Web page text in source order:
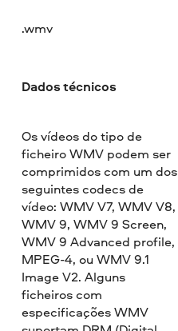
.wmv
Dados técnicos
Os vídeos do tipo de
ficheiro WMV podem ser
comprimidos com um dos
seguintes codecs de
vídeo: WMV V7, WMV V8,
WMV 9, WMV 9 Screen,
WMV 9 Advanced profile,
MPEG-4, ou WMV 9.1
Image V2. Alguns
ficheiros com
especificações WMV